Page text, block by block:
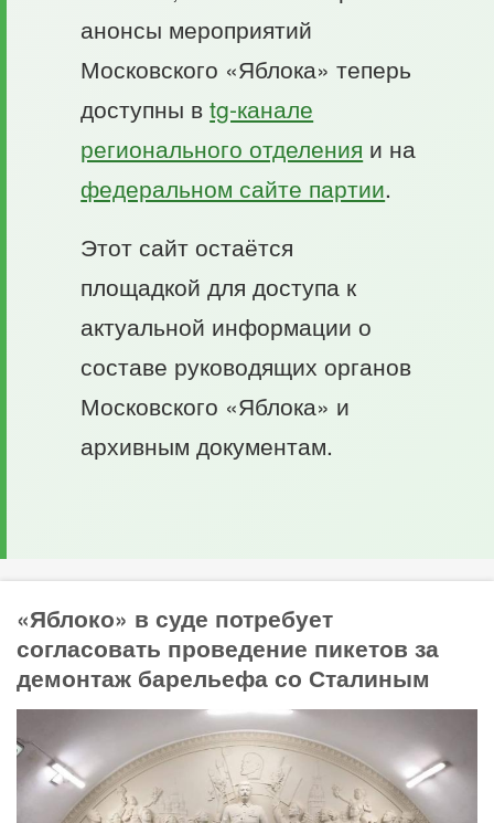
анонсы мероприятий
Московского «Яблока» теперь
доступны вtg-канале
регионального отделения и на
федеральном сайте партии.
Этот сайт остаётся
площадкой для доступа к
актуальной информации о
составе руководящих органов
Московского «Яблока» и
архивным документам.
«Яблоко» в суде потребует
согласовать проведение пикетов за
демонтаж барельефа со Сталиным